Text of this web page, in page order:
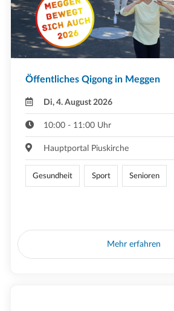
Öffentliches Qigong in Meggen
Di, 4. August 2026
10:00 - 11:00 Uhr
Hauptportal Piuskirche
Gesundheit Sport Senioren
Mehr erfahren